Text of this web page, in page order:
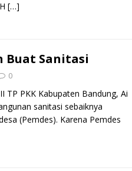
[…]
Buat Sanitasi
0
TP PKK Kabupaten Bandung, Ai
sanitasi sebaiknya
(Pemdes). Karena Pemdes